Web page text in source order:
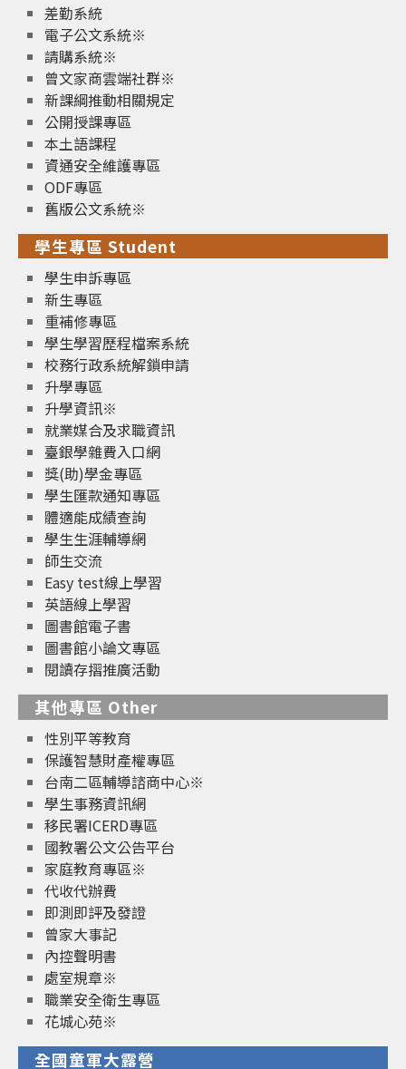
差勤系統
電子公文系統※
請購系統※
曾文家商雲端社群※
新課綱推動相關規定
公開授課專區
本土語課程
資通安全維護專區
ODF專區
舊版公文系統※
學生專區 Student
學生申訴專區
新生專區
重補修專區
學生學習歷程檔案系統
校務行政系統解鎖申請
升學專區
升學資訊※
就業媒合及求職資訊
臺銀學雜費入口網
獎(助)學金專區
學生匯款通知專區
體適能成績查詢
學生生涯輔導網
師生交流
Easy test線上學習
英語線上學習
圖書館電子書
圖書館小論文專區
閱讀存摺推廣活動
其他專區 Other
性別平等教育
保護智慧財產權專區
台南二區輔導諮商中心※
學生事務資訊網
移民署ICERD專區
國教署公文公告平台
家庭教育專區※
代收代辦費
即測即評及發證
曾家大事記
內控聲明書
處室規章※
職業安全衛生專區
花城心苑※
全國童軍大露營